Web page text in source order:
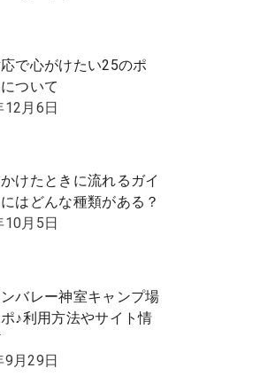
で心がけたい25のポ
ついて
12月6日
けたときに流れるガイ
はどんな種類がある？
月5日
バレー神室キャンプ場
♪利用方法やサイト情
9月29日